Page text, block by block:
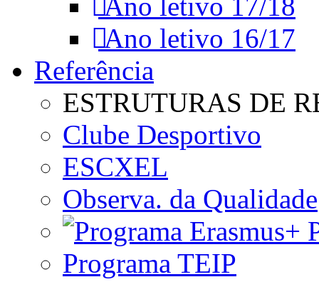
Ano letivo 17/18
Ano letivo 16/17
Referência
ESTRUTURAS DE
Clube Desportivo
ESCXEL
Observa. da Qualidade
Programa TEIP